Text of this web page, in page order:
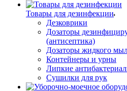
Товары для дезинфекции
Дезковрики
Дозаторы
(антисептика)
Дозаторы жидкого
Контейнеры и урны
Липкие
Сушилки для рук